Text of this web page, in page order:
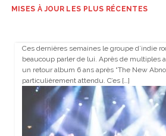
MISES À JOUR LES PLUS RÉCENTES
Ces dernières semaines le groupe d’indie
beaucoup parler de lui. Après de multiples
un retour album 6 ans après “The New
particulièrement attendu. C’es […]